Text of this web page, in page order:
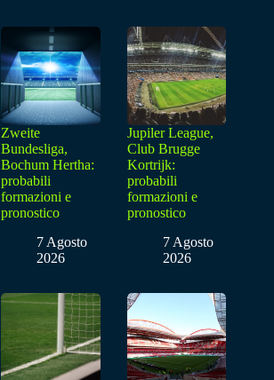
Zweite
Bundesliga,
Bochum Hertha:
probabili
formazioni e
pronostico
7 Agosto
2026
Jupiler League,
Club Brugge
Kortrijk:
probabili
formazioni e
pronostico
7 Agosto
2026